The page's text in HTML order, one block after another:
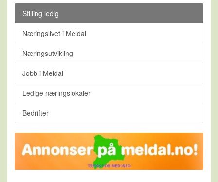
Stilling ledig
Næringslivet i Meldal
Næringsutvikling
Jobb i Meldal
Ledige næringslokaler
Bedrifter